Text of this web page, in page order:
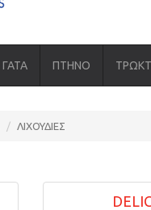
ΓΑΤΑ ΠΤΗΝΟ
ΛΙΧΟΥΔΙΕΣ